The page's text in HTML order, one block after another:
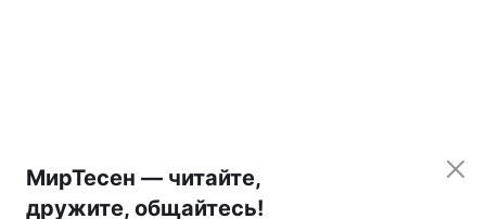
МирТесен — читайте,
дружите, общайтесь!